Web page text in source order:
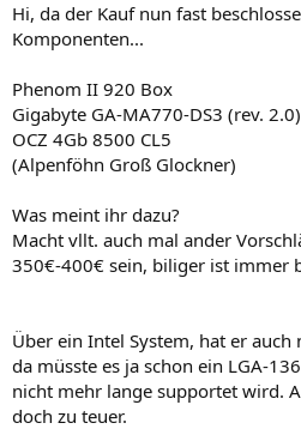
Hi, da der Kauf nun fast
Komponenten...
Phenom II 920 Box
Gigabyte GA-MA770-DS3 (rev. 2.0)
OCZ 4Gb 8500 CL5
(Alpenföhn Groß Glockner)
Was meint ihr dazu?
Macht vllt. auch mal ander
350€-400€ sein, biliger ist immer
Über ein Intel System, hat er
da müsste es ja schon ein LGA-
nicht mehr lange supportet wird.
doch zu teuer.